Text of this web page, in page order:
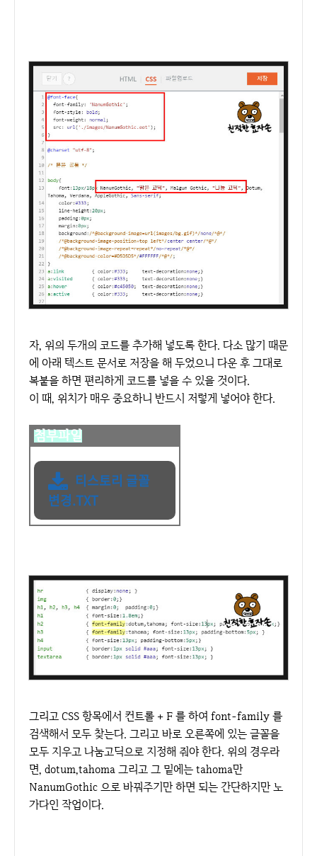
자, 위의 두개의 코드를 추가해 넣도록 한다. 다소 많기 때문
에 아래 텍스트 문서로 저장을 해 두었으니 다운 후 그대로
복붙을 하면 편리하게 코드를 넣을 수 있을 것이다.
이 때, 위치가 매우 중요하니 반드시 저렇게 넣어야 한다.
첨부파일
티스토리 글꼴
변경.TXT
그리고 CSS 항목에서 컨트롤 + F 를 하여 font-family 를
검색해서 모두 찾는다. 그리고 바로 오른쪽에 있는 글꼴을
모두 지우고 나눔고딕으로 지정해 줘야 한다. 위의 경우라
면, dotum,tahoma 그리고 그 밑에는 tahoma만
NanumGothic 으로 바꿔주기만 하면 되는 간단하지만 노
가다인 작업이다.